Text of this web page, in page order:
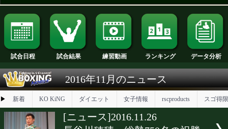
試合日程 試合結果 練習動画 ランキング
2016年11月のニュース